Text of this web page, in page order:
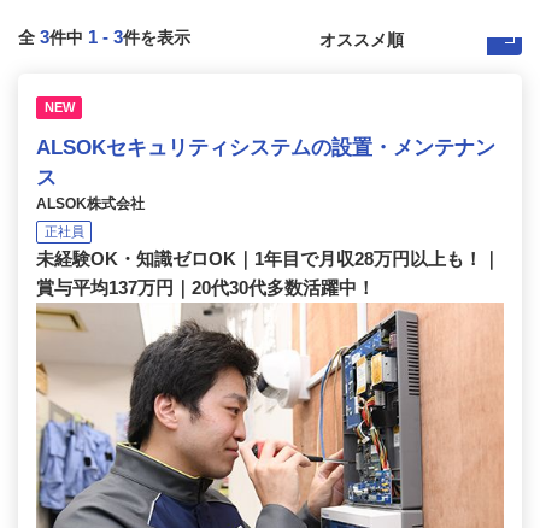
全 3件中 1 - 3件を表示
NEW
ALSOKセキュリティシステムの設置・メンテナン
ス
ALSOK株式会社
正社員
未経験OK・知識ゼロOK｜1年目で月収28万円以上も！｜
賞与平均137万円｜20代30代多数活躍中！